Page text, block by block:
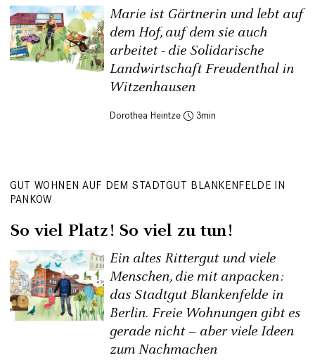
Marie ist Gärtnerin und lebt auf
dem Hof, auf dem sie auch
arbeitet - die Solidarische
Landwirtschaft Freudenthal in
Witzenhausen
Dorothea Heintze 3
GUT WOHNEN AUF DEM STADTGUT BLANKENFELDE IN
PANKOW
So viel Platz! So viel zu tun!
Ein altes Rittergut und viele
Menschen, die mit anpacken:
das Stadtgut Blankenfelde in
Berlin. Freie Wohnungen gibt es
gerade nicht – aber viele Ideen
zum Nachmachen